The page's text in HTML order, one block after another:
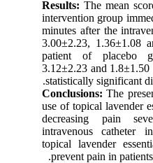
Results:The mean
intervention group
minutes after the
3.00±2.23,
patient of placebo
3.12±2.23 and
statistically significant
Conclusions:The
use of topical
decreasing pain
intravenous catheter
topical lavender
prevent pain in